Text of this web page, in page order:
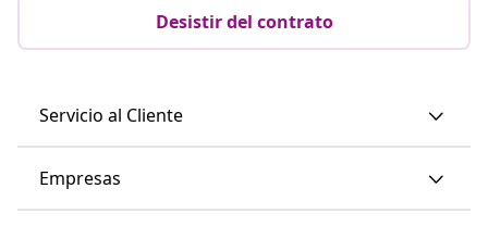
Desistir del contrato
Servicio al Cliente
Empresas